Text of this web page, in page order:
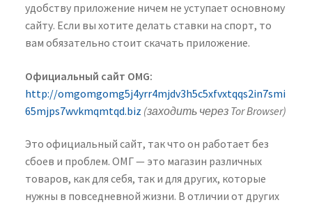
удобству приложение ничем не уступает основному
сайту. Если вы хотите делать ставки на спорт, то
вам обязательно стоит скачать приложение.
Официальный сайт OMG:
http://omgomgomg5j4yrr4mjdv3h5c5xfvxtqqs2in7smi
65mjps7wvkmqmtqd.biz (заходить через Tor Browser)
Это официальный сайт, так что он работает без
сбоев и проблем. ОМГ — это магазин различных
товаров, как для себя, так и для других, которые
нужны в повседневной жизни. В отличии от других